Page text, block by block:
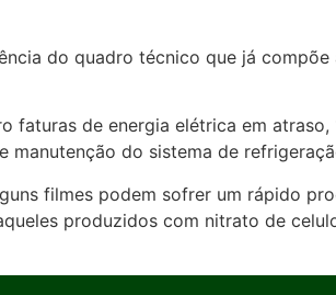
do quadro técnico que já
faturas de energia elétrica em
manutenção do sistema de
filmes podem sofrer um rápido
produzidos com nitrato de